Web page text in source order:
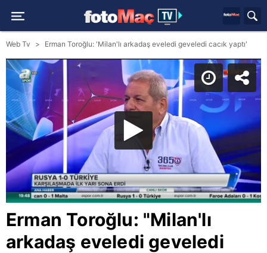
Web Tv Erman Toroğlu: 'Milan'lı arkadaş eveledi geveledi cacık yaptı'
Erman Toroğlu: "Milan'lı
arkadaş eveledi geveledi